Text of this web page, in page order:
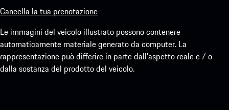
Cancella la tua prenotazione
Le immagini del veicolo illustrato possono contenere
automaticamente materiale generato da computer. La
rappresentazione può differire in parte dall'aspetto reale e / o
dalla sostanza del prodotto del veicolo.